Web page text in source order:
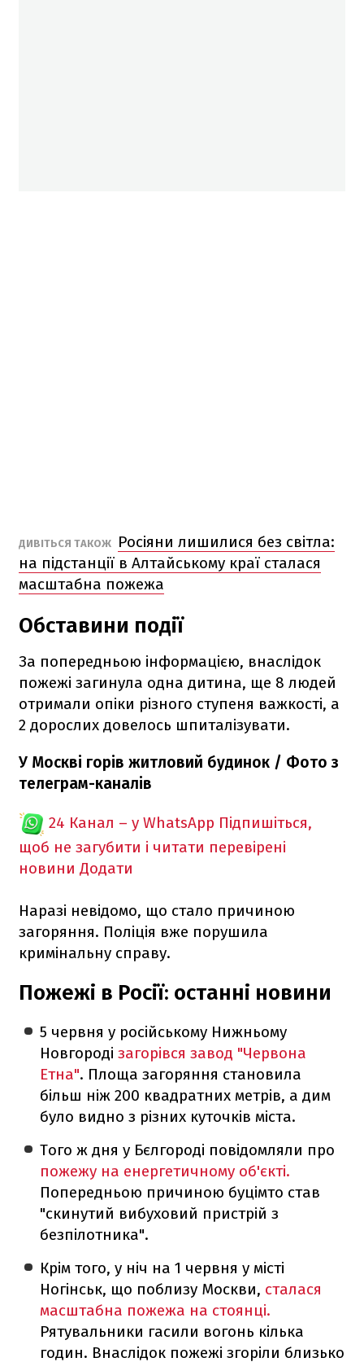
ДИВІТЬСЯ ТАКОЖ
Росіяни лишилися без світла:
на підстанції в Алтайському краї сталася
масштабна пожежа
Обставини події
За попередньою інформацією, внаслідок
пожежі загинула одна дитина, ще 8 людей
отримали опіки різного ступеня важкості, а
2 дорослих довелось шпиталізувати.
У Москві горів житловий будинок / Фото з
телеграм-каналів
24 Канал – у WhatsApp Підпишіться,
щоб не загубити і читати перевірені
новини Додати
Наразі невідомо, що стало причиною
загоряння. Поліція вже порушила
кримінальну справу.
Пожежі в Росії: останні новини
5 червня у російському Нижньому
Новгородізагорівся завод "Червона
Етна". Площа загоряння становила
більш ніж 200 квадратних метрів, а дим
було видно з різних куточків міста.
Того ж дня у Бєлгороді повідомляли про
пожежу на енергетичному об'єкті.
Попередньою причиною буцімто став
"скинутий вибуховий пристрій з
безпілотника".
Крім того, у ніч на 1 червня у місті
Ногінськ, що поблизу Москви, сталася
масштабна пожежа на стоянці.
Рятувальники гасили вогонь кілька
годин. Внаслідок пожежі згоріли близько